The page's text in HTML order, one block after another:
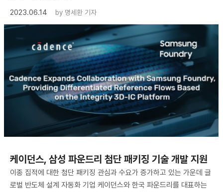
2023.06.14
by 명세환 기자
케이던스, 삼성 파운드리 첨단 패키징 기술 개발 지원
이종 집적에 대한 첨단 패키징 관심과 수요가 증가하고 있는 가운데 글
로벌 반도체 설계 자동화 기업 케이던스와 한국 파운드리를 대표하는